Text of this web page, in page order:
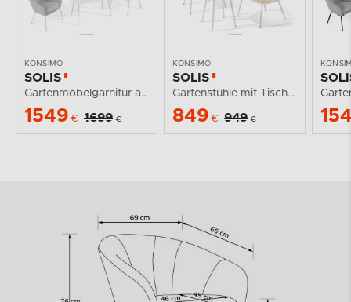
KONSIMO
SOLIS
Gartenmöbelgarnitur aus wasserabweisendem Stoff...
1549 € 1699 €
KONSIMO
SOLIS
Gartenstühle mit Tisch cremefarben/weiß
849 € 949 €